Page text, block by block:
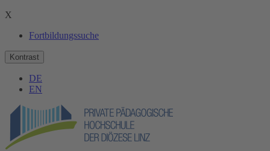
X
Fortbildungssuche
Kontrast
DE
EN